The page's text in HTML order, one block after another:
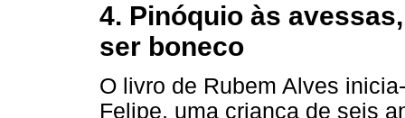
4. Pinóquio às
ser boneco
O livro de Rubem Alves
Felipe, uma criança de seis